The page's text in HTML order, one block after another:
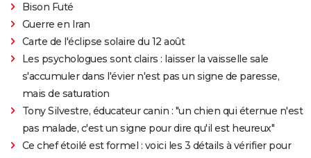
Bison Futé
Guerre en Iran
Carte de l'éclipse solaire du 12 août
Les psychologues sont clairs : laisser la vaisselle sale
s'accumuler dans l'évier n'est pas un signe de paresse,
mais de saturation
Tony Silvestre, éducateur canin : "un chien qui éternue n'est
pas malade, c'est un signe pour dire qu'il est heureux"
Ce chef étoilé est formel : voici les 3 détails à vérifier pour